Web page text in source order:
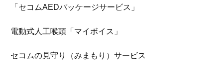
「セコムAEDパッケージサービス」
電動式人工喉頭「マイボイス」
セコムの見守り（みまもり）サービス